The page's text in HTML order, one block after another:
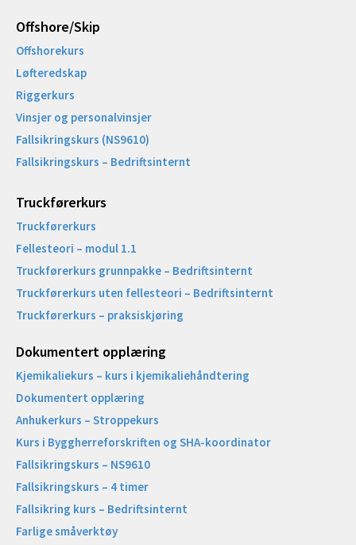
Offshore/Skip​
Offshorekurs
Løfteredskap
Riggerkurs
Vinsjer og personalvinsjer
Fallsikringskurs (NS9610)
Fallsikringskurs – Bedriftsinternt
Truckførerkurs
Truckførerkurs
Fellesteori – modul 1.1
Truckførerkurs grunnpakke – Bedriftsinternt
Truckførerkurs uten fellesteori – Bedriftsinternt
Truckførerkurs – praksiskjøring
Dokumentert opplæring
Kjemikaliekurs – kurs i kjemikaliehåndtering
Dokumentert opplæring
Anhukerkurs – Stroppekurs
Kurs i Byggherreforskriften og SHA-koordinator
Fallsikringskurs – NS9610
Fallsikringskurs – 4 timer
Fallsikring kurs – Bedriftsinternt
Farlige småverktøy